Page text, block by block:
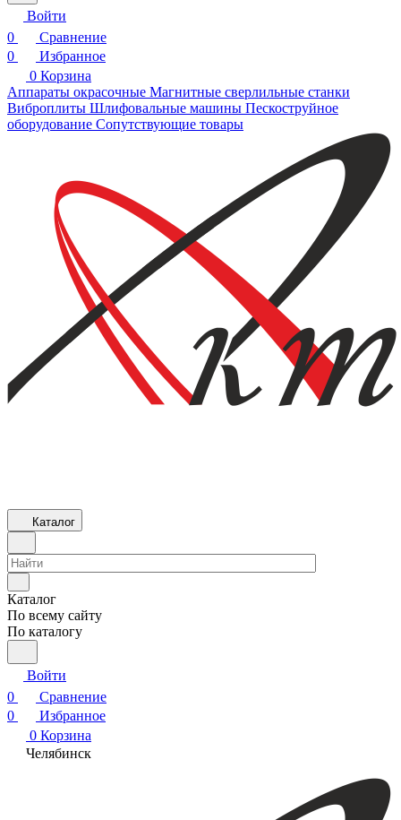
Войти
0
Сравнение
0
Избранное
0 Корзина
Аппараты окрасочные Магнитные сверлильные станки
Виброплиты Шлифовальные машины Пескоструйное
оборудование Сопутствующие товары
Каталог
Каталог
По всему сайту
По каталогу
Войти
0
Сравнение
0
Избранное
0 Корзина
Челябинск